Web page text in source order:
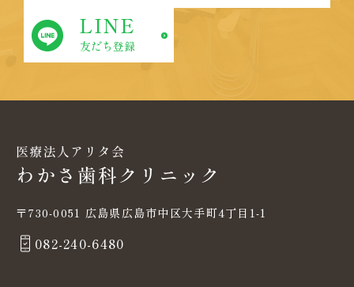
LINE
友だち登録
〒730-0051 広島県広島市中区大手町4丁目1-1
082-240-6480